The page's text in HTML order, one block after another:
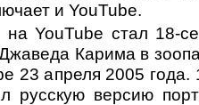
и YouTube.
YouTube стал 18-
Карима в
23 апреля 2005 года.
русскую версию